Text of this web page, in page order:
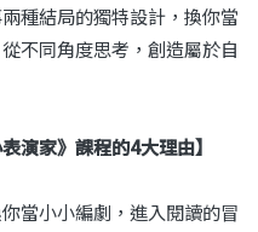
種結局的獨特設計，換你當
不同角度思考，創造屬於自
演家》課程的4大理由】
當小小編劇，進入閱讀的冒